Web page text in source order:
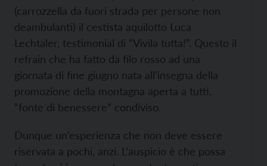
(carrozzella da fuori strada per persone non
deambulanti) il cestista aquilotto Luca
Lechtaler, testimonial di “Vivila tutta!”. Questo il
refrain che ha fatto da filo rosso ad una
giornata di fine giugno nata all’insegna della
promozione della montagna aperta a tutti,
“fonte di benessere” condiviso.
Dunque un’esperienza che non deve essere
riservata a pochi, anzi. L’auspicio è che possa